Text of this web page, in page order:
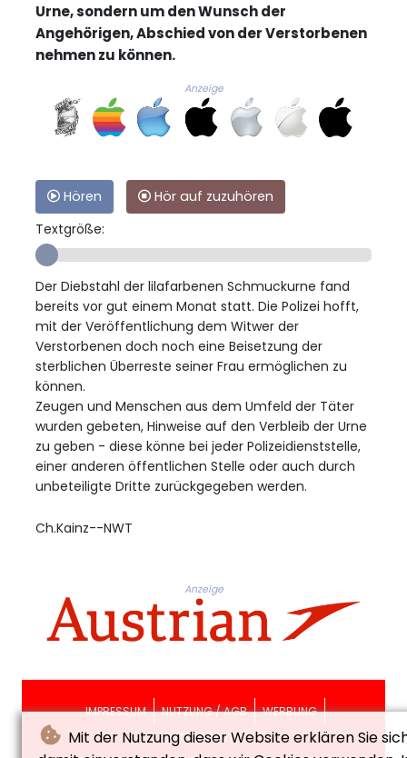
Mit der Nutzung dieser Website erklären Sie
Urne, sondern um den Wunsch der
Angehörigen, Abschied von der Verstorbenen
nehmen zu können.
Anzeige
Hören
Hör auf zuzuhören
Textgröße:
Der Diebstahl der lilafarbenen Schmuckurne fand
bereits vor gut einem Monat statt. Die Polizei hofft,
mit der Veröffentlichung dem Witwer der
Verstorbenen doch noch eine Beisetzung der
sterblichen Überreste seiner Frau ermöglichen zu
können.
Zeugen und Menschen aus dem Umfeld der Täter
wurden gebeten, Hinweise auf den Verbleib der Urne
zu geben - diese könne bei jeder Polizeidienststelle,
einer anderen öffentlichen Stelle oder auch durch
unbeteiligte Dritte zurückgegeben werden.
Ch.Kainz--NWT
Anzeige
IMPRESSUM NUTZUNG / AGB
WERBUNG
DATENSCHUTZ